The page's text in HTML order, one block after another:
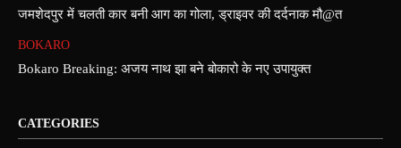
जमशेदपुर में चलती कार बनी आग का गोला, ड्राइवर की दर्दनाक मौ@त
BOKARO
Bokaro Breaking: अजय नाथ झा बने बोकारो के नए उपायुक्त
CATEGORIES